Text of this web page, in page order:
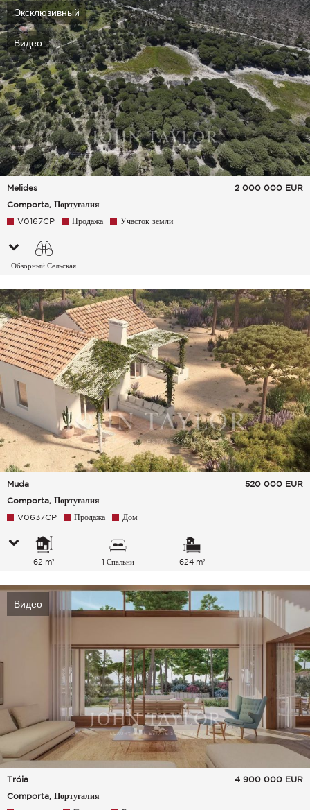
Эксклюзивный
Видео
Melides
Comporta, Португалия
2 000 000 EUR
V0167CP Продажа Участок земли
Обзорный Сельская
окрестности
Muda
Comporta, Португалия
520 000 EUR
V0637CP Продажа Дом
62 m² 1 Спальни 624 m²
Видео
Tróia
Comporta, Португалия
4 900 000 EUR